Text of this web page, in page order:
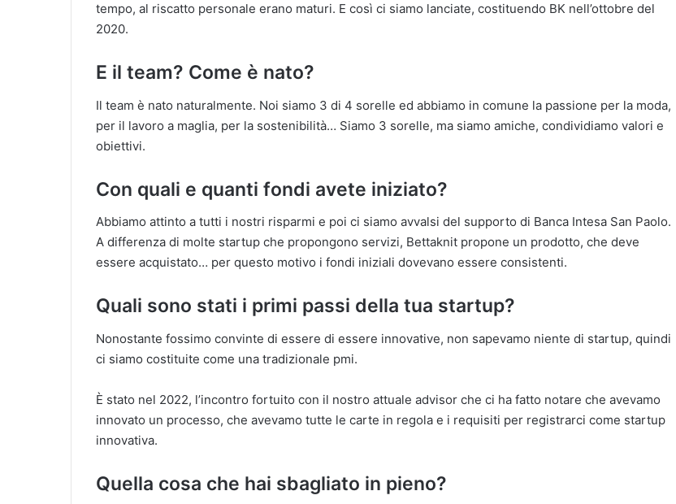
tempo, al riscatto personale erano maturi. E così ci siamo lanciate, costituendo BK nell’ottobre del
2020.
E il team? Come è nato?
Il team è nato naturalmente. Noi siamo 3 di 4 sorelle ed abbiamo in comune la passione per la moda,
per il lavoro a maglia, per la sostenibilità… Siamo 3 sorelle, ma siamo amiche, condividiamo valori e
obiettivi.
Con quali e quanti fondi avete iniziato?
Abbiamo attinto a tutti i nostri risparmi e poi ci siamo avvalsi del supporto di Banca Intesa San Paolo.
A differenza di molte startup che propongono servizi, Bettaknit propone un prodotto, che deve
essere acquistato… per questo motivo i fondi iniziali dovevano essere consistenti.
Quali sono stati i primi passi della tua startup?
Nonostante fossimo convinte di essere di essere innovative, non sapevamo niente di startup, quindi
ci siamo costituite come una tradizionale pmi.
È stato nel 2022, l’incontro fortuito con il nostro attuale advisor che ci ha fatto notare che avevamo
innovato un processo, che avevamo tutte le carte in regola e i requisiti per registrarci come startup
innovativa.
Quella cosa che hai sbagliato in pieno?